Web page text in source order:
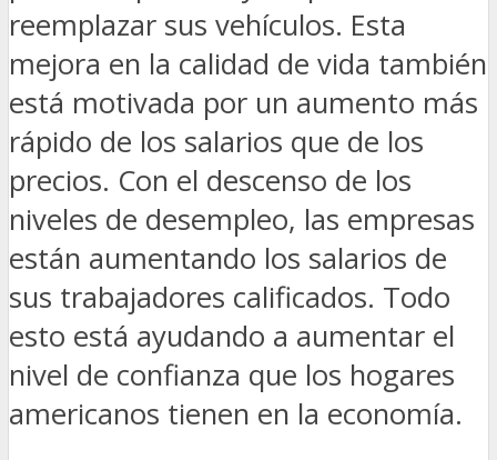
reemplazar sus vehículos. Esta
mejora en la calidad de vida también
está motivada por un aumento más
rápido de los salarios que de los
precios. Con el descenso de los
niveles de desempleo, las empresas
están aumentando los salarios de
sus trabajadores calificados. Todo
esto está ayudando a aumentar el
nivel de confianza que los hogares
americanos tienen en la economía.